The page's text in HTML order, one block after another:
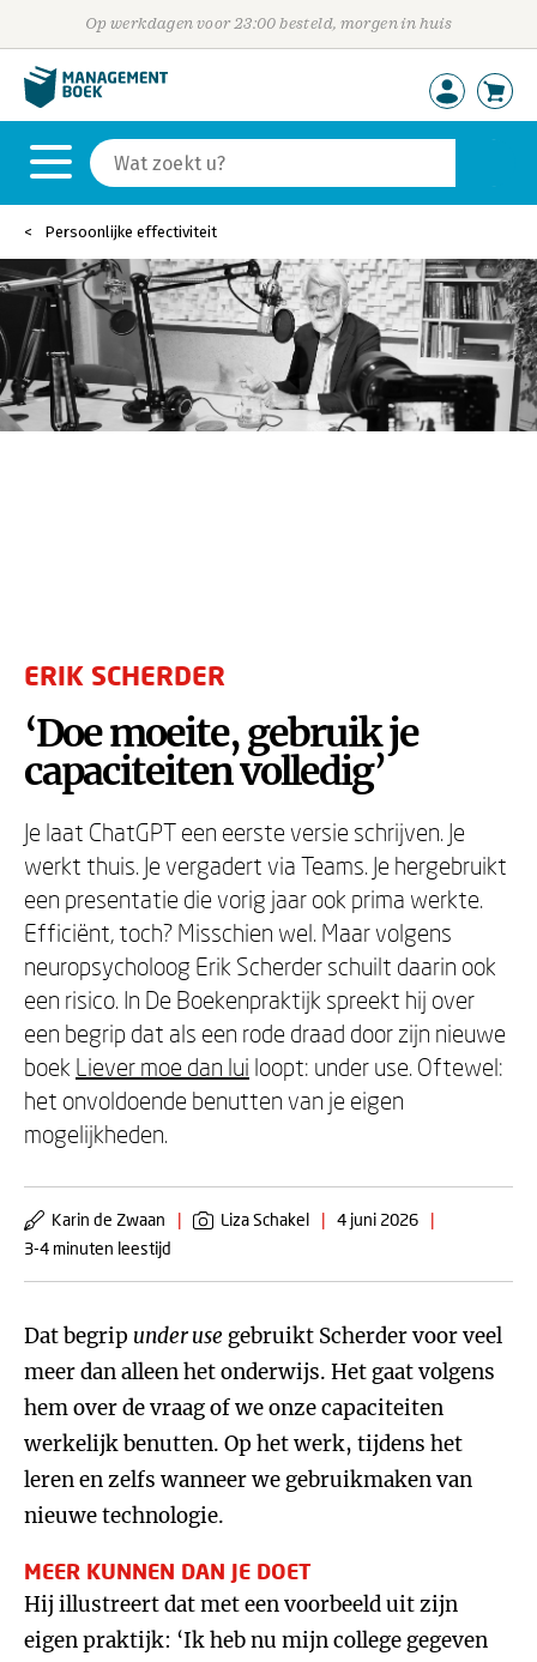
Op werkdagen voor 23:00 besteld, morgen in huis
Persoonlijke effectiviteit
ERIK SCHERDER
‘Doe moeite, gebruik je
capaciteiten volledig’
Je laat ChatGPT een eerste versie schrijven. Je
werkt thuis. Je vergadert via Teams. Je hergebruikt
een presentatie die vorig jaar ook prima werkte.
Efficiënt, toch? Misschien wel. Maar volgens
neuropsycholoog Erik Scherder schuilt daarin ook
een risico. In De Boekenpraktijk spreekt hij over
een begrip dat als een rode draad door zijn nieuwe
boek Liever moe dan lui loopt: under use. Oftewel:
het onvoldoende benutten van je eigen
mogelijkheden.
Karin de Zwaan | Liza Schakel | 4 juni 2026
|
3-4 minuten leestijd
Dat begrip under use gebruikt Scherder voor veel
meer dan alleen het onderwijs. Het gaat volgens
hem over de vraag of we onze capaciteiten
werkelijk benutten. Op het werk, tijdens het
leren en zelfs wanneer we gebruikmaken van
nieuwe technologie.
MEER KUNNEN DAN JE DOET
Hij illustreert dat met een voorbeeld uit zijn
eigen praktijk: ‘Ik heb nu mijn college gegeven